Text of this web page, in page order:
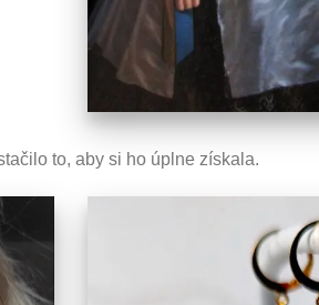
to, aby si ho úplne získala.